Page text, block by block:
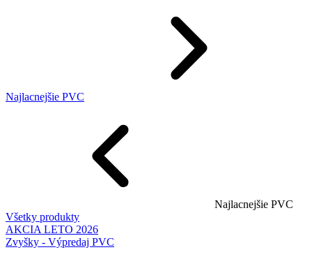
Najlacnejšie PVC
Najlacnejšie PVC
Všetky produkty
AKCIA LETO 2026
Zvyšky - Výpredaj PVC